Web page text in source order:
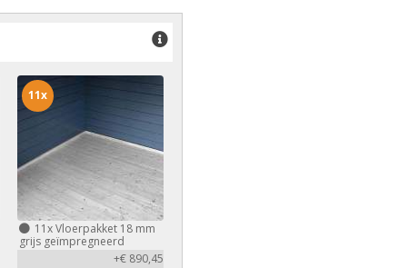
11xVloerpakket 18 mm
grijs geïmpregneerd
+€ 890,45
11x